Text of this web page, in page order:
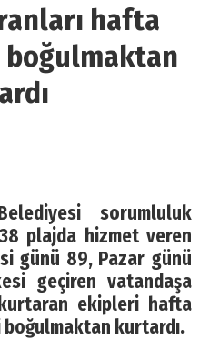
hafta
boğulmaktan
sorumluluk
plajda hizmet veren
günü 89, Pazar günü
geçiren vatandaşa
ekipleri hafta
kurtardı.